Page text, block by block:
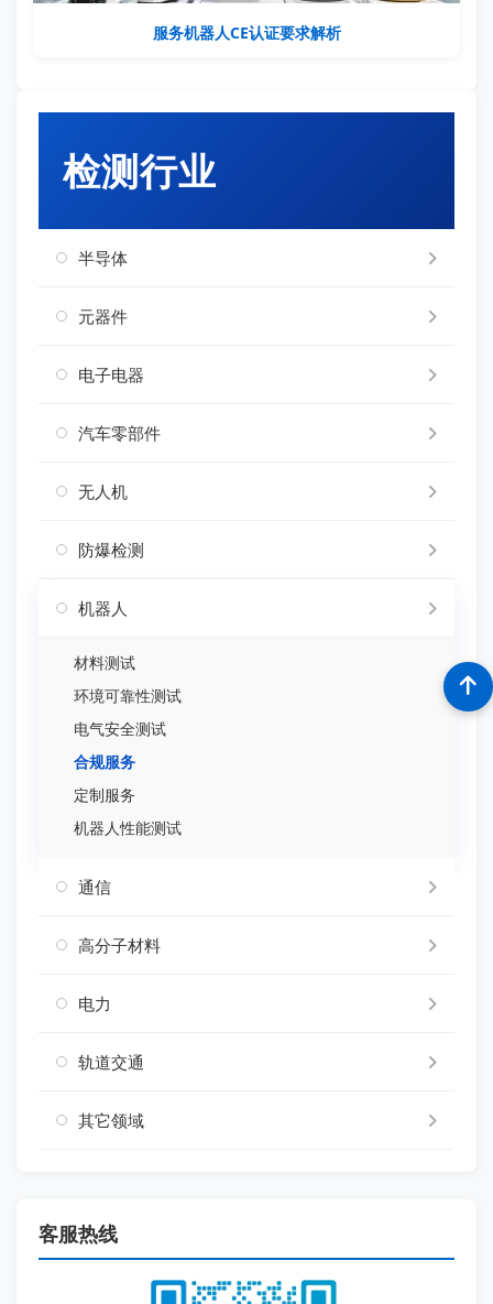
服务机器人CE认证要求解析
检测行业
半导体
元器件
电子电器
汽车零部件
无人机
防爆检测
机器人
材料测试
环境可靠性测试
电气安全测试
合规服务
定制服务
机器人性能测试
通信
高分子材料
电力
轨道交通
其它领域
客服热线